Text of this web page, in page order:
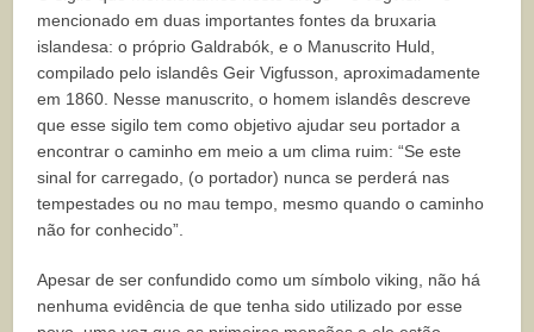
mencionado em duas importantes fontes da bruxaria
islandesa: o próprio Galdrabók, e o Manuscrito Huld,
compilado pelo islandês Geir Vigfusson, aproximadamente
em 1860. Nesse manuscrito, o homem islandês descreve
que esse sigilo tem como objetivo ajudar seu portador a
encontrar o caminho em meio a um clima ruim: “Se este
sinal for carregado, (o portador) nunca se perderá nas
tempestades ou no mau tempo, mesmo quando o caminho
não for conhecido”.
Apesar de ser confundido como um símbolo viking, não há
nenhuma evidência de que tenha sido utilizado por esse